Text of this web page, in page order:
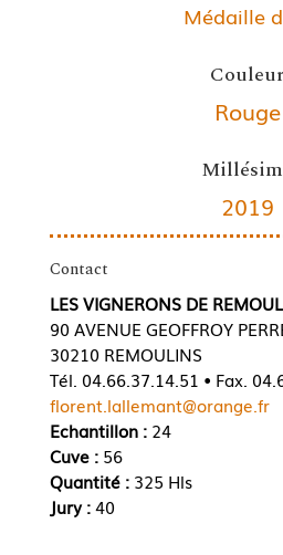
Médaille
Couleur
Rouge
2019
Contact
LES VIGNERONS DE
90 AVENUE GEOFFROY
30210 REMOULINS
Tél. 04.66.37.14.51 • Fax.
florent.lallemant@orange.fr
Echantillon :24
Cuve : 56
Quantité : 325 Hls
Jury :40